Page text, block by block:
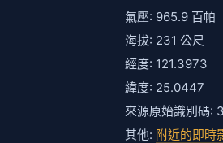
氣壓: 965.9 百帕
海拔: 231 公尺
經度: 121.3973
緯度: 25.0447
來源原始識別碼:
其他: 附近的即時